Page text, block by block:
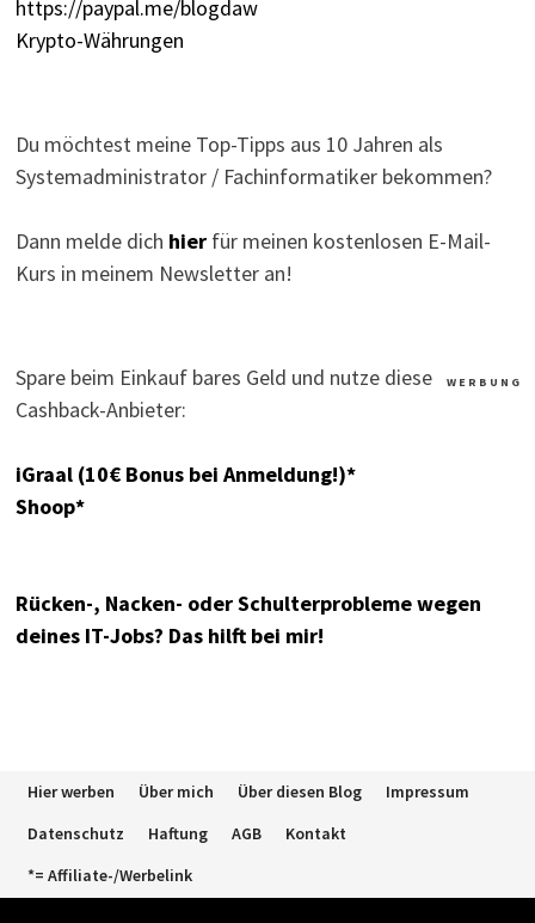
https://paypal.me/blogdaw
Krypto-Währungen
Du möchtest meine Top-Tipps aus 10 Jahren als
Systemadministrator / Fachinformatiker bekommen?
Dann melde dich hierfür meinen kostenlosen E-Mail-
Kurs in meinem Newsletter an!
W E R B U N G
Spare beim Einkauf bares Geld und nutze diese
Cashback-Anbieter:
iGraal (10€ Bonus bei Anmeldung!)*
Shoop*
Rücken-, Nacken- oder Schulterprobleme wegen
deines IT-Jobs? Das hilft bei mir!
Hier werben Über mich Über diesen Blog
Impressum
Datenschutz
Haftung AGB
Kontakt
*= Affiliate-/Werbelink